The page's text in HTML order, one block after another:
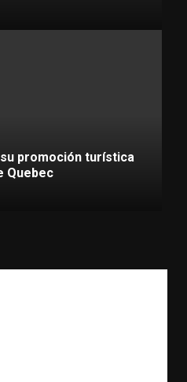
promoción turística
Quebec